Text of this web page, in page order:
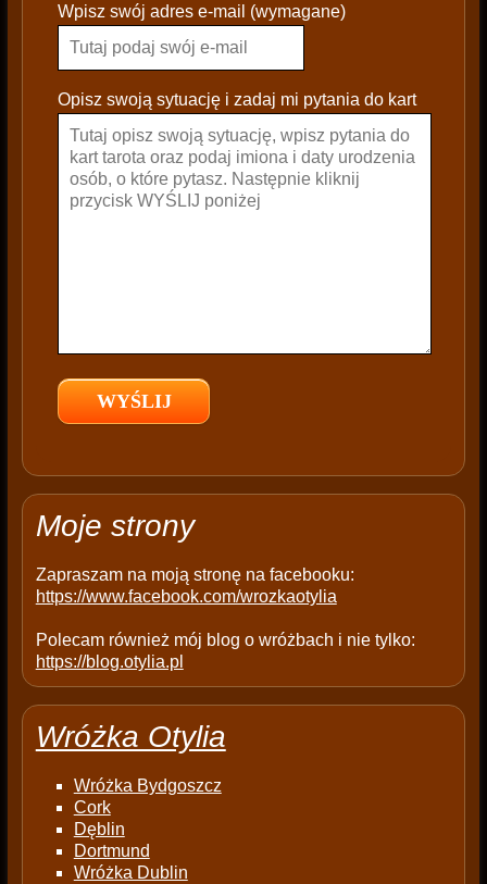
s
e
a
e
e
p
y
Wpisz swój adres e-mail (wymagane)
Opisz swoją sytuację i zadaj mi pytania do kart
Moje strony
Zapraszam na moją stronę na facebooku:
https://www.facebook.com/wrozkaotylia
Polecam również mój blog o wróżbach i nie tylko:
https://blog.otylia.pl
Wróżka Otylia
Wróżka Bydgoszcz
Cork
Dęblin
Dortmund
Wróżka Dublin